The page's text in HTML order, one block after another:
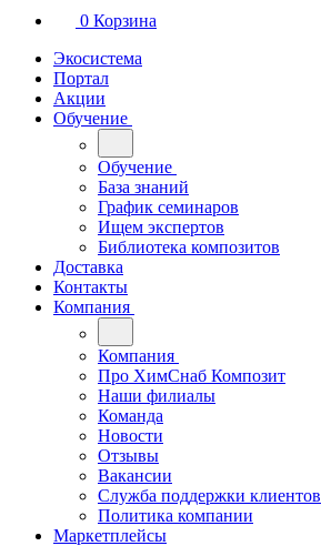
0 Корзина
Экосистема
Портал
Акции
Обучение
Обучение
База знаний
График семинаров
Ищем экспертов
Библиотека композитов
Доставка
Контакты
Компания
Компания
Про ХимСнаб Композит
Наши филиалы
Команда
Новости
Отзывы
Вакансии
Служба поддержки клиентов
Политика компании
Маркетплейсы